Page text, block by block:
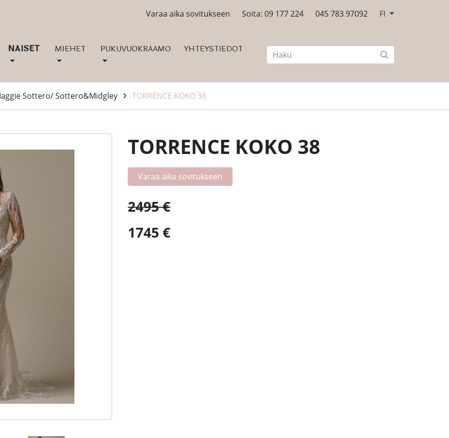
Varaa aika sovitukseen Soita: 09 177 224 045 783 97092 FI
NAISET MIEHET PUKUVUOKRAAMO YHTEYSTIEDOT
Sottero/ Sottero&Midgley TORRENCE KOKO 38
TORRENCE KOKO 38
Varaa aika sovitukseen
2495 €
1745 €